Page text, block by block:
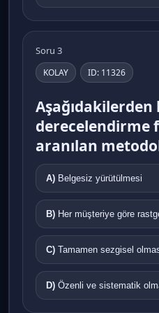
Soru 3
KOLAY ID: 11326
Aşağıdakilerden
derecelendirme
aranılan
A) Belgesiz yürütülmesi
B) Her müşteriye göre
C) Tamamen sezgisel
D) Özenli ve sistematik